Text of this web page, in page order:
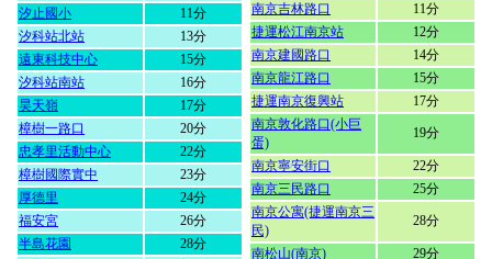
汐止國小
11分
汐科站北站
13分
遠東科技中心
15分
汐科站南站
16分
昊天嶺
17分
樟樹一路口
20分
忠孝里活動中心
22分
樟樹國際實中
23分
厚德里
24分
福安宮
26分
半島花園
28分
南京吉林路口
11分
捷運松江南京站
12分
南京建國路口
14分
南京龍江路口
15分
捷運南京復興站
17分
南京敦化路口(小巨
蛋)
19分
南京寧安街口
22分
南京三民路口
25分
南京公寓(捷運南京三
民)
28分
南松山(南京)
29分